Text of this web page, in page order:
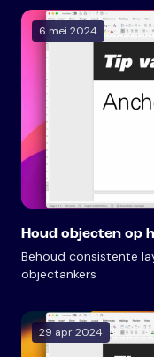
6 mei 2024
Houd objecten op
Behoud consistente
objectankers
29 apr 2024